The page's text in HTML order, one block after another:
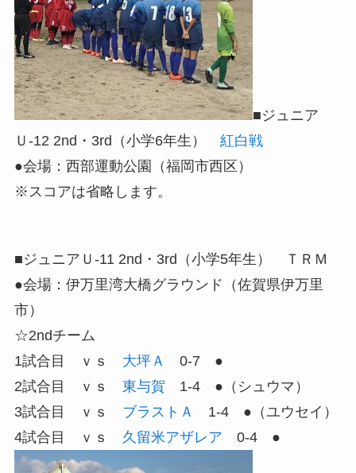
■ジュニア
Ｕ-12 2nd・3rd（小学6年生） 紅白戦
●会場：西部運動公園（福岡市西区）
※スコアは省略します。
■ジュニアＵ-11 2nd・3rd（小学5年生） ＴＲＭ
●会場：伊万里湾大橋グラウンド（佐賀県伊万里
市）
☆2ndチーム
1試合目 ｖｓ 大坪Ａ
0-7 ●
2試合目 ｖｓ 東与賀 1-4 ●（シュウマ）
3試合目 ｖｓ ブラストＡ
1-4 ●（ユウセイ）
4試合目 ｖｓ 久留米アザレア 0-4 ●